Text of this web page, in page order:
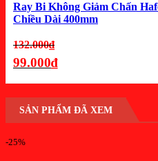
Ray Bi Không Giảm Chấn
Chiều Dài 400mm
132.000₫Giá
gốc
99.000₫
hiện
tại
99.000₫.
SẢN PHẨM ĐÃ XEM
-25%